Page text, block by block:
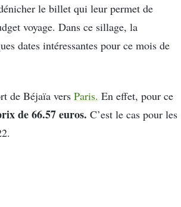
le billet qui leur permet de
voyage. Dans ce sillage, la
dates intéressantes pour ce mois de
de Béjaïa vers Paris. En effet, pour ce
de 66.57 euros. C’est le cas pour les